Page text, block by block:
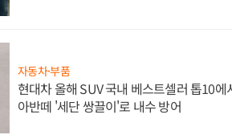
자동차·부품
현대차 올해 SUV 국내 베스트셀러 톱10에
아반떼 '세단 쌍끌이'로 내수 방어